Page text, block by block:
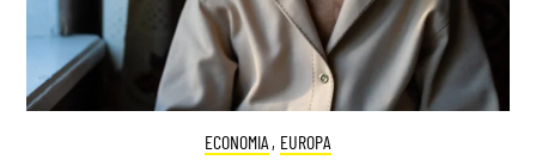
ECONOMIA , EUROPA